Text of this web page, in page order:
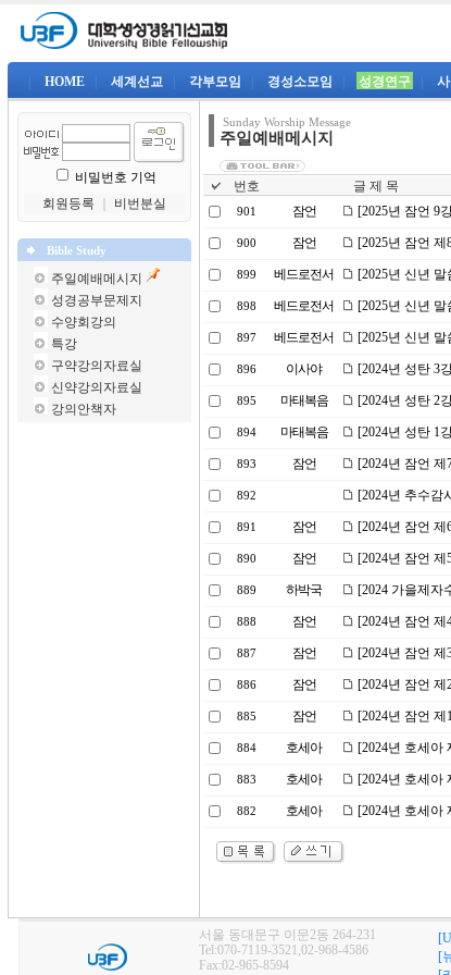
HOME 세계선교 각부모임 경성소모임 성경연구
비밀번호 기억
회원등록
비번분실
Bible Study
주일예배메시지
성경공부문제지
수양회강의
특강
구약강의자료실
신약강의자료실
강의안책자
Sunday Worship Message
주일예배메시지
번호 글 제 목
901 잠언 [2025년 잠언 9
900 잠언 [2025년 잠언 제
899 베드로전서 [2025년 신년
898 베드로전서 [2025년 신년
897 베드로전서 [2025년 신년
896 이사야 [2024년 성탄 3
895 마태복음 [2024년 성탄 2
894 마태복음 [2024년 성탄 1
893 잠언 [2024년 잠언
892 [2024년 추수감
891 잠언 [2024년 잠언
890 잠언 [2024년 잠언
889 하박국 [2024 가을제자
888 잠언 [2024년 잠언
887 잠언 [2024년 잠언
886 잠언 [2024년 잠언
885 잠언 [2024년 잠언
884 호세아 [2024년 호세아
883 호세아 [2024년 호세아
882 호세아 [2024년 호세아
서울 동대문구 이문2동 264-231
Tel:070-7119-3521,02-968-4586
Fax:02-965-8594
[